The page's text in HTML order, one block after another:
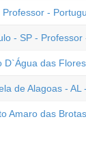
Professor -
- SP -
das
de Alagoas -
Amaro das